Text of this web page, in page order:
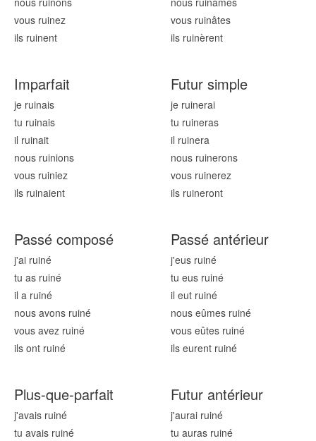
vous ruinez
ils ruinent
vous ruinâtes
ils ruinèrent
Imparfait
je ruinais
tu ruinais
il ruinait
nous ruinions
vous ruiniez
ils ruinaient
Futur simple
je ruinerai
tu ruineras
il ruinera
nous ruinerons
vous ruinerez
ils ruineront
Passé composé
j'ai ruiné
tu as ruiné
il a ruiné
nous avons ruiné
vous avez ruiné
ils ont ruiné
Passé antérieur
j'eus ruiné
tu eus ruiné
il eut ruiné
nous eûmes ruiné
vous eûtes ruiné
ils eurent ruiné
Plus-que-parfait
j'avais ruiné
tu avais ruiné
Futur antérieur
j'aurai ruiné
tu auras ruiné